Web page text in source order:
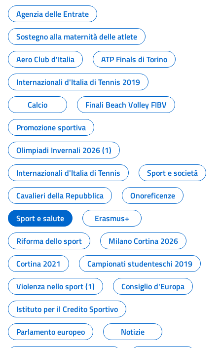
Agenzia delle Entrate
Sostegno alla maternità delle atlete
Aero Club d'Italia
ATP Finals di Torino
Internazionali d'Italia di Tennis 2019
Calcio
Finali Beach Volley FIBV
Promozione sportiva
Olimpiadi Invernali 2026 (1)
Internazionali d'Italia di Tennis
Sport e società
Cavalieri della Repubblica
Onoreficenze
Sport e salute
Erasmus+
Riforma dello sport
Milano Cortina 2026
Cortina 2021
Campionati studenteschi 2019
Violenza nello sport (1)
Consiglio d'Europa
Istituto per il Credito Sportivo
Parlamento europeo
Notizie